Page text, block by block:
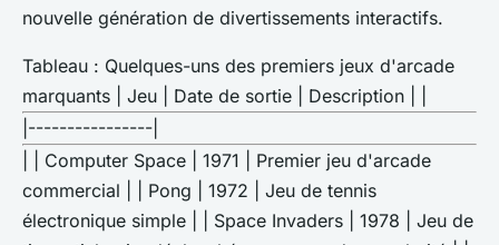
nouvelle génération de divertissements interactifs.
Tableau : Quelques-uns des premiers jeux d'arcade
marquants | Jeu | Date de sortie | Description | |
|----------------|
| | Computer Space | 1971 | Premier jeu d'arcade
commercial | | Pong | 1972 | Jeu de tennis
électronique simple | | Space Invaders | 1978 | Jeu de